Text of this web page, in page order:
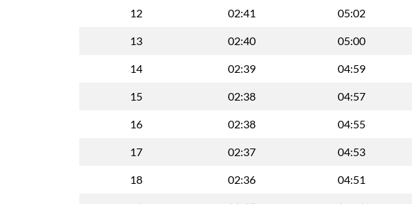
12 02:41 05:02
13 02:40 05:00
14 02:39 04:59
15 02:38 04:57
16 02:38 04:55
17 02:37 04:53
18 02:36 04:51